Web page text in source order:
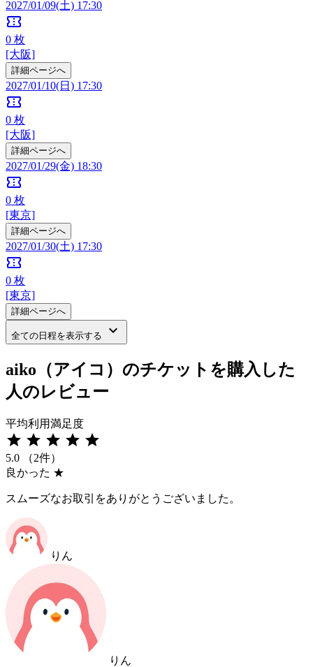
2027/01/09(土) 17:30
confirmation_number
0 枚
[大阪]
詳細ページへ
2027/01/10(日) 17:30
confirmation_number
0 枚
[大阪]
詳細ページへ
2027/01/29(金) 18:30
confirmation_number
0 枚
[東京]
詳細ページへ
2027/01/30(土) 17:30
confirmation_number
0 枚
[東京]
詳細ページへ
全ての日程を表示する keyboard_arrow_down
aiko（アイコ）のチケットを購入した
人のレビュー
平均利用満足度
star star star star star
5.0
（2件）
良かった ★
スムーズなお取引をありがとうございました。
りん
りん